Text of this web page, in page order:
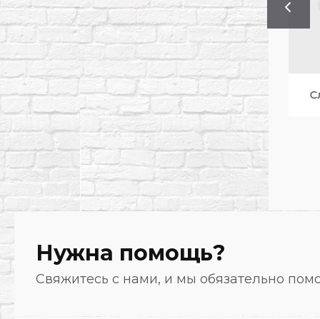
Сыры Сливки для
Нужна помощь?
Свяжитесь с нами, и мы обязательно